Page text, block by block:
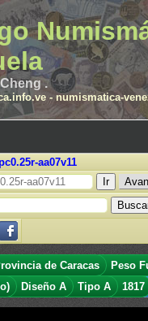
.
- numismatica-
aa07v11
de Caracas
Peso
Diseño A Tipo A 1817